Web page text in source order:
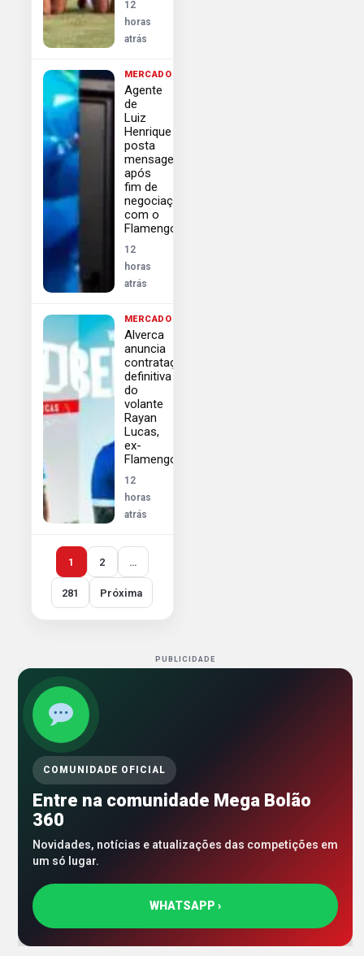
12
horas
atrás
MERCADO
Agente
de
Luiz
Henrique
posta
mensagem
após
fim de
negociação
com o
Flamengo
12
horas
atrás
MERCADO
Alverca
anuncia
contratação
definitiva
do
volante
Rayan
Lucas,
ex-
Flamengo
12
horas
atrás
1 2 …
281 Próxima
PUBLICIDADE
COMUNIDADE OFICIAL
Entre na comunidade Mega Bolão
360
Novidades, notícias e atualizações das competições em
um só lugar.
WHATSAPP ›